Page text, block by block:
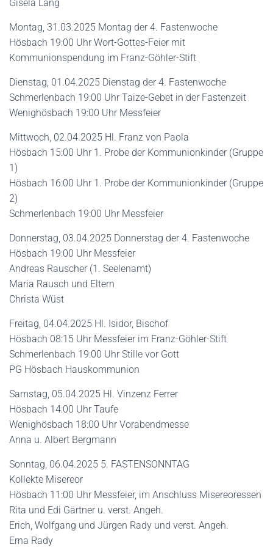
Gisela Lang
Montag, 31.03.2025 Montag der 4. Fastenwoche
Hösbach 19:00 Uhr Wort-Gottes-Feier mit
Kommunionspendung im Franz-Göhler-Stift
Dienstag, 01.04.2025 Dienstag der 4. Fastenwoche
Schmerlenbach 19:00 Uhr Taize-Gebet in der Fastenzeit
Wenighösbach 19:00 Uhr Messfeier
Mittwoch, 02.04.2025 Hl. Franz von Paola
Hösbach 15:00 Uhr 1. Probe der Kommunionkinder (Gruppe
1)
Hösbach 16:00 Uhr 1. Probe der Kommunionkinder (Gruppe
2)
Schmerlenbach 19:00 Uhr Messfeier
Donnerstag, 03.04.2025 Donnerstag der 4. Fastenwoche
Hösbach 19:00 Uhr Messfeier
Andreas Rauscher (1. Seelenamt)
Maria Rausch und Eltern
Christa Wüst
Freitag, 04.04.2025 Hl. Isidor, Bischof
Hösbach 08:15 Uhr Messfeier im Franz-Göhler-Stift
Schmerlenbach 19:00 Uhr Stille vor Gott
PG Hösbach Hauskommunion
Samstag, 05.04.2025 Hl. Vinzenz Ferrer
Hösbach 14:00 Uhr Taufe
Wenighösbach 18:00 Uhr Vorabendmesse
Anna u. Albert Bergmann
Sonntag, 06.04.2025 5. FASTENSONNTAG
Kollekte Misereor
Hösbach 11:00 Uhr Messfeier, im Anschluss Misereoressen
Rita und Edi Gärtner u. verst. Angeh.
Erich, Wolfgang und Jürgen Rady und verst. Angeh.
Erna Rady